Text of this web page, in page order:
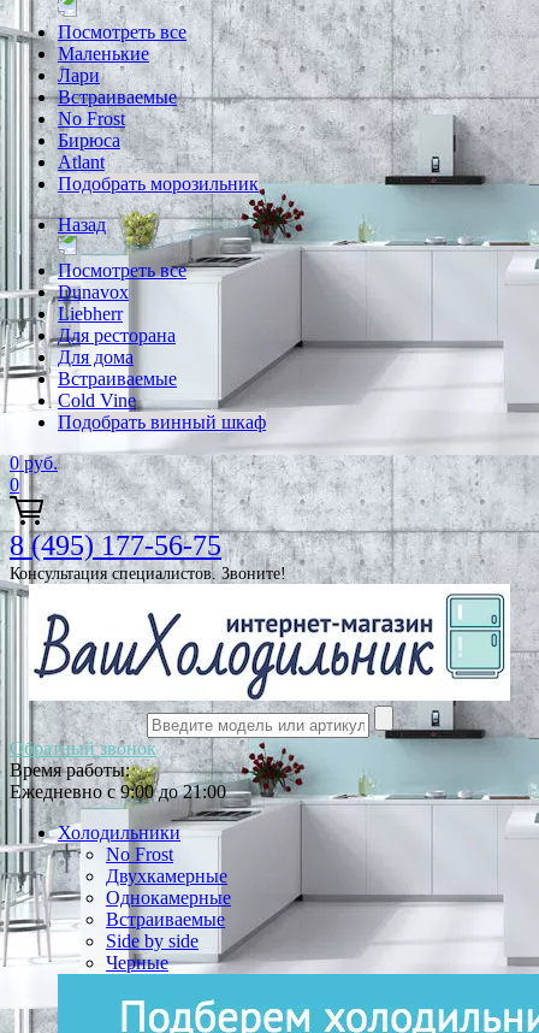
Посмотреть все
Маленькие
Лари
Встраиваемые
No Frost
Бирюса
Atlant
Подобрать морозильник
Назад
Посмотреть все
Dunavox
Liebherr
Для ресторана
Для дома
Встраиваемые
Cold Vine
Подобрать винный шкаф
0 руб.
0
8 (495) 177-56-75
Консультация специалистов. Звоните!
Обратный звонок
Время работы:
Ежедневно с 9:00 до 21:00
Холодильники
No Frost
Двухкамерные
Однокамерные
Встраиваемые
Side by side
Черные